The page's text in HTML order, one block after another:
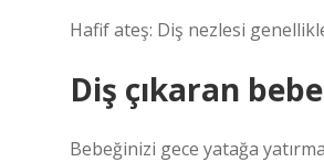
Hafif ateş: Diş nezlesi
Diş çıkaran
Bebeğinizi gece yatağa